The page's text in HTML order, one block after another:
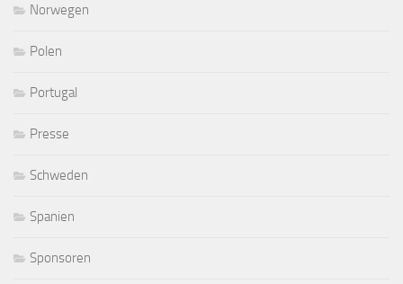
Norwegen
Polen
Portugal
Presse
Schweden
Spanien
Sponsoren